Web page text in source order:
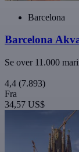
Barcelona
Barcelona
Se over 11.000
4,4 (7.893)
Fra
34,57 US$